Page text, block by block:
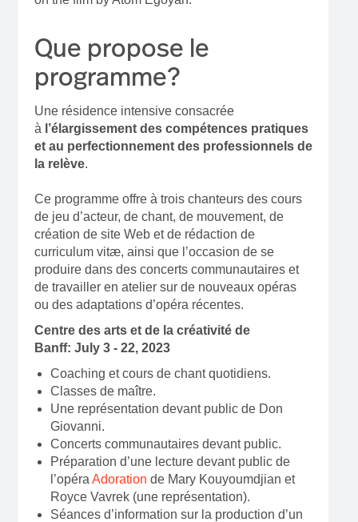
Que propose le
programme?
Une résidence intensive consacrée
à l’élargissement des compétences pratiques
et au perfectionnement des professionnels de
la relève.
Ce programme offre à trois chanteurs des cours
de jeu d’acteur, de chant, de mouvement, de
création de site Web et de rédaction de
curriculum vitæ, ainsi que l’occasion de se
produire dans des concerts communautaires et
de travailler en atelier sur de nouveaux opéras
ou des adaptations d’opéra récentes.
Centre des arts et de la créativité de
Banff: July 3 - 22, 2023
Coaching et cours de chant quotidiens.
Classes de maître.
Une représentation devant public de Don
Giovanni.
Concerts communautaires devant public.
Préparation d’une lecture devant public de
l’opéra Adoration de Mary Kouyoumdjian et
Royce Vavrek (une représentation).
Séances d’information sur la production d’un